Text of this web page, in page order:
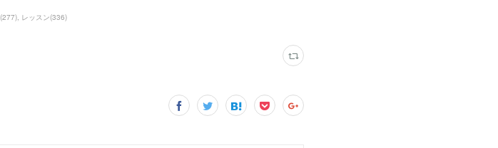
(277) レッスン(336)